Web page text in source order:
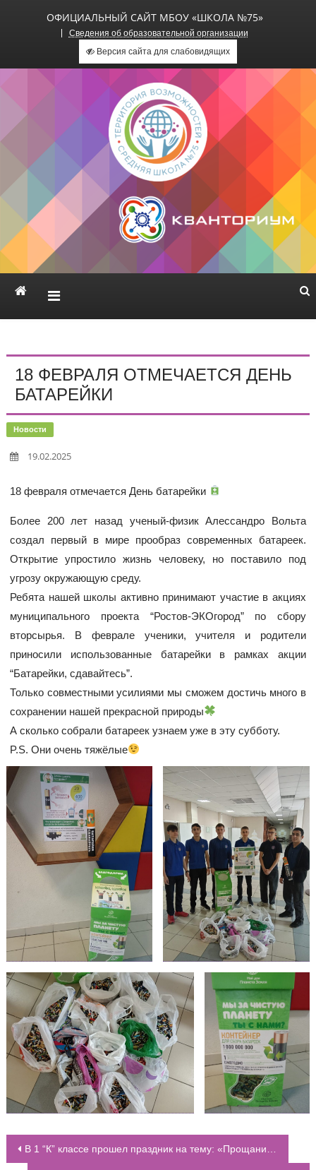
ОФИЦИАЛЬНЫЙ САЙТ МБОУ «ШКОЛА №75»
Сведения об образовательной организации
Версия сайта для слабовидящих
Официальный сайт МБОУ
«Школа №75»
18 ФЕВРАЛЯ ОТМЕЧАЕТСЯ ДЕНЬ
БАТАРЕЙКИ
Новости
19.02.2025
18 февраля отмечается День батарейки
Более 200 лет назад ученый-физик Алессандро Вольта
создал первый в мире прообраз современных батареек.
Открытие упростило жизнь человеку, но поставило под
угрозу окружающую среду.
Ребята нашей школы активно принимают участие в акциях
муниципального проекта “Ростов-ЭКОгород” по сбору
вторсырья. В феврале ученики, учителя и родители
приносили использованные батарейки в рамках акции
“Батарейки, сдавайтесь”.
Только совместными усилиями мы сможем достичь много в
сохранении нашей прекрасной природы
А сколько собрали батареек узнаем уже в эту субботу.
P.S. Они очень тяжёлые
НАВИГАЦИЯ ПО ЗАПИСЯМ
В 1 “К” классе прошел праздник на тему: «Прощание с Азбукой»